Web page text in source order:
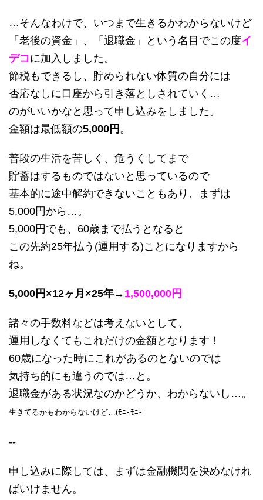
…そんなわけで、いつまで生きるかわからないけど
「老後の資金」、「退職金」という名目でこの度イ
デコに加入しました。
節税もできるし、貯められない体質の自分には
否応なしに口座から引き落としされていく…
のがいいかなと思って申し込みをしました。
金額は最低額の5,000円 。
普段の生活を苦しく、危うくしてまで
貯蓄はするものではないと思っているので
基本的に途中解約できないこともあり、まずは
5,000円から…。
5,000円でも、60歳まで払うとなると
この先約25年払う(運用する)ことになりますから
ね。
5,000円×12ヶ月×25年→ 1,500,000円
諸々の手数料などは考えないとして、
運用しなくてもこれだけの金額となります！
60歳になった時にこれがあるのとないのでは
気持ち的にも違うのでは…と。
退職金がある状況なのかどうか、わからないし…。
生きてるかもわからないけど…(ﾓﾆｮﾓﾆｮ
--
申し込みに際しては、まずは金融機関を決めなけれ
ばいけません。